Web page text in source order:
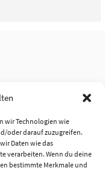
wir Technologien wie
oder darauf zuzugreifen.
Daten wie das
verarbeiten. Wenn du deine
bestimmte Merkmale und